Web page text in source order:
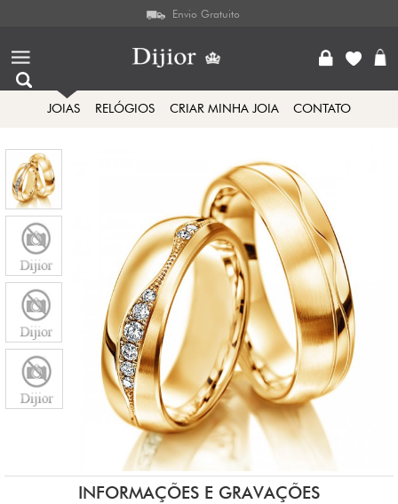
Envio Gratuito
JOIAS RELÓGIOS CRIAR MINHA JOIA CONTATO
INFORMAÇÕES E GRAVAÇÕES